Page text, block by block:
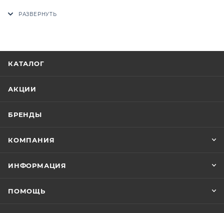
утверждение заказчика.
Цены на сайте не являются оптовыми и
приходит письмо только для подтверждения, что
счете после проверки товара на наличие на складе.
КАТАЛОГ
АКЦИИ
БРЕНДЫ
КОМПАНИЯ
ИНФОРМАЦИЯ
ПОМОЩЬ